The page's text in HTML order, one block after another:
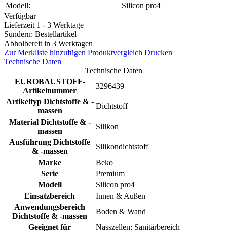
Modell:
Silicon pro4
Verfügbar
Lieferzeit 1 - 3 Werktage
Sundern: Bestellartikel
Abholbereit in 3 Werktagen
Zur Merkliste hinzufügen Produktvergleich Drucken
Technische Daten
Technische Daten
EUROBAUSTOFF-
Artikelnummer
3296439
Artikeltyp Dichtstoffe & -
massen
Dichtstoff
Material Dichtstoffe & -
massen
Silikon
Ausführung Dichtstoffe
& -massen
Silikondichtstoff
Marke
Beko
Serie
Premium
Modell
Silicon pro4
Einsatzbereich
Innen & Außen
Anwendungsbereich
Dichtstoffe & -massen
Boden & Wand
Geeignet für
Nasszellen; Sanitärbereich